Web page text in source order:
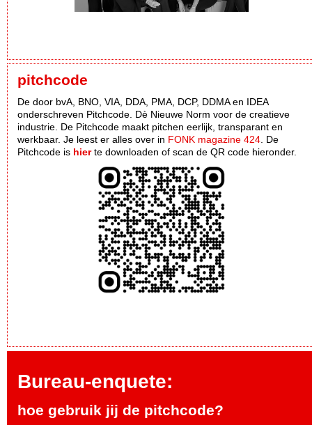
pitchcode
De door bvA, BNO, VIA, DDA, PMA, DCP, DDMA en IDEA
onderschreven Pitchcode. Dè Nieuwe Norm voor de creatieve
industrie. De Pitchcode maakt pitchen eerlijk, transparant en
werkbaar. Je leest er alles over in FONK magazine 424 . De
Pitchcode is hierte downloaden of scan de QR code hieronder.
Bureau-enquete:
hoe gebruik jij de pitchcode?